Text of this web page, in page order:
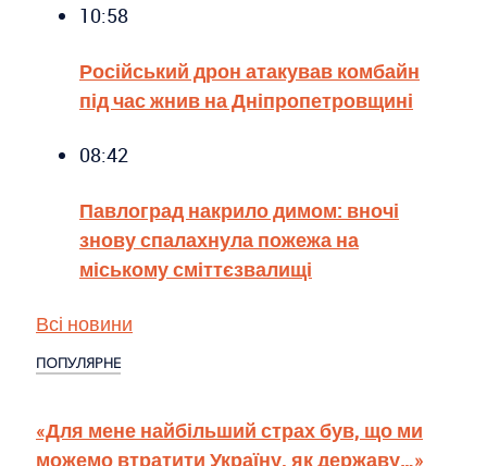
10:58
Російський дрон атакував комбайн
під час жнив на Дніпропетровщині
08:42
Павлоград накрило димом: вночі
знову спалахнула пожежа на
міському сміттєзвалищі
Всі новини
ПОПУЛЯРНЕ
«Для мене найбільший страх був, що ми
можемо втратити Україну, як державу…»